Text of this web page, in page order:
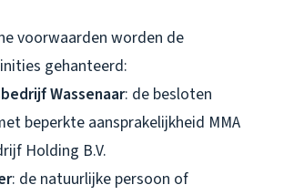
voorwaarden worden de
gehanteerd:
Wassenaar: de besloten
beperkte aansprakelijkheid MMA
Holding B.V.
: de natuurlijke persoon of